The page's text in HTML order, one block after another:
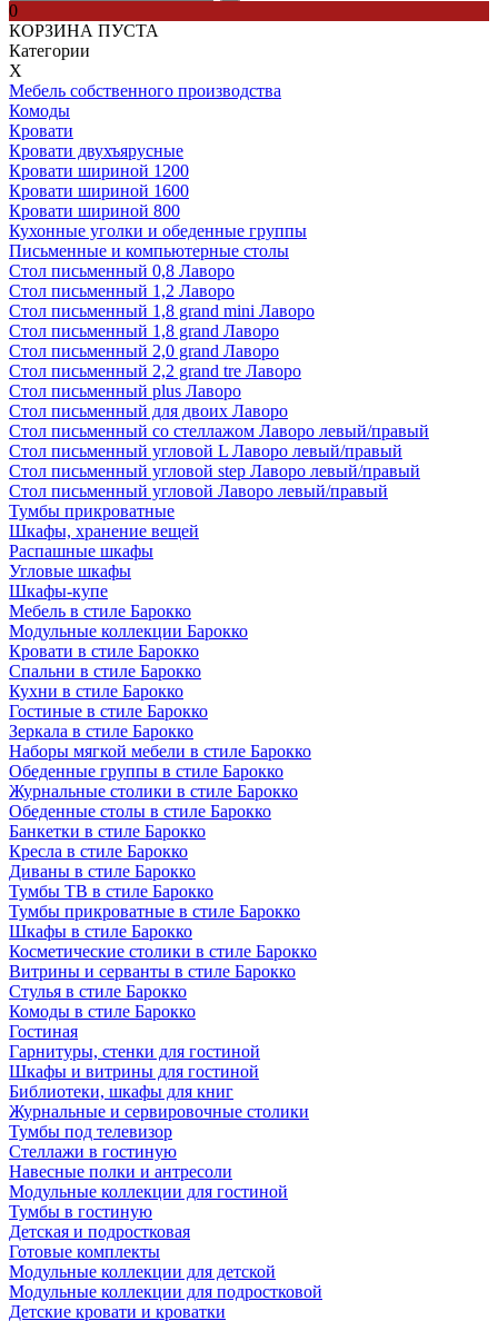
0
КОРЗИНА ПУСТА
Категории
Х
Мебель собственного производства
Комоды
Кровати
Кровати двухъярусные
Кровати шириной 1200
Кровати шириной 1600
Кровати шириной 800
Кухонные уголки и обеденные группы
Письменные и компьютерные столы
Стол письменный 0,8 Лаворо
Стол письменный 1,2 Лаворо
Стол письменный 1,8 grand mini Лаворо
Стол письменный 1,8 grand Лаворо
Стол письменный 2,0 grand Лаворо
Стол письменный 2,2 grand tre Лаворо
Стол письменный plus Лаворо
Стол письменный для двоих Лаворо
Стол письменный со стеллажом Лаворо левый/правый
Стол письменный угловой L Лаворо левый/правый
Стол письменный угловой step Лаворо левый/правый
Стол письменный угловой Лаворо левый/правый
Тумбы прикроватные
Шкафы, хранение вещей
Распашные шкафы
Угловые шкафы
Шкафы-купе
Мебель в стиле Барокко
Модульные коллекции Барокко
Кровати в стиле Барокко
Спальни в стиле Барокко
Кухни в стиле Барокко
Гостиные в стиле Барокко
Зеркала в стиле Барокко
Наборы мягкой мебели в стиле Барокко
Обеденные группы в стиле Барокко
Журнальные столики в стиле Барокко
Обеденные столы в стиле Барокко
Банкетки в стиле Барокко
Кресла в стиле Барокко
Диваны в стиле Барокко
Тумбы ТВ в стиле Барокко
Тумбы прикроватные в стиле Барокко
Шкафы в стиле Барокко
Косметические столики в стиле Барокко
Витрины и серванты в стиле Барокко
Стулья в стиле Барокко
Комоды в стиле Барокко
Гостиная
Гарнитуры, стенки для гостиной
Шкафы и витрины для гостиной
Библиотеки, шкафы для книг
Журнальные и сервировочные столики
Тумбы под телевизор
Стеллажи в гостиную
Навесные полки и антресоли
Модульные коллекции для гостиной
Тумбы в гостиную
Детская и подростковая
Готовые комплекты
Модульные коллекции для детской
Модульные коллекции для подростковой
Детские кровати и кроватки